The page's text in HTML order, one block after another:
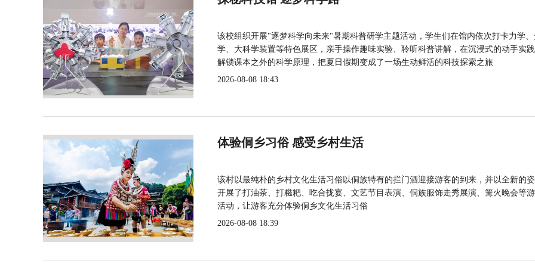
该校组织开展"逐梦科学向未来"暑期科普研学主题活动，学生们在馆内依次打卡力学
学、大科学装置等特色展区，亲手操作趣味实验、聆听科普讲解，在沉浸式的动手实
解锁课本之外的科学原理，把夏日假期变成了一场生动鲜活的科技探索之旅
2026-08-08 18:43
体验侗乡习俗 感受乡村生活
该村以最纯朴的乡村文化生活习俗以侗族特有的拦门酒迎接游客的到来，并以全新的
开展了打油茶、打糍粑、吃合拢宴、文艺节目表演、侗族服饰走秀展演、篝火晚会等
活动，让游客充分体验侗乡文化生活习俗
2026-08-08 18:39